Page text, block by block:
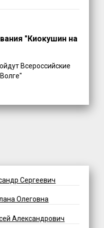
"Киокушин на
Всероссийские
Сергеевич
Олеговна
Александрович